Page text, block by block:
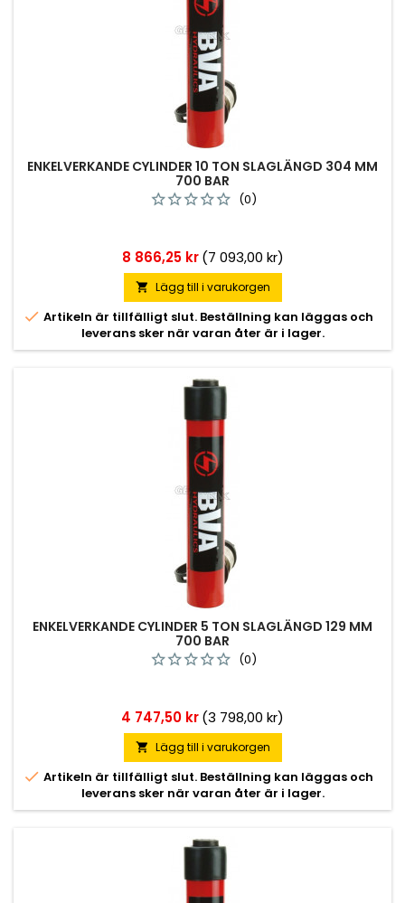
ENKELVERKANDE CYLINDER 10 TON SLAGLÄNGD 304 MM
700 BAR
(0)
Pris
8 866,25 kr (7 093,00 kr)
 Lägg till i varukorgen
 Artikeln är tillfälligt slut. Beställning kan läggas och
leverans sker när varan åter är i lager.
ENKELVERKANDE CYLINDER 5 TON SLAGLÄNGD 129 MM
700 BAR
(0)
Pris
4 747,50 kr(3 798,00 kr)
 Lägg till i varukorgen
 Artikeln är tillfälligt slut. Beställning kan läggas och
leverans sker när varan åter är i lager.